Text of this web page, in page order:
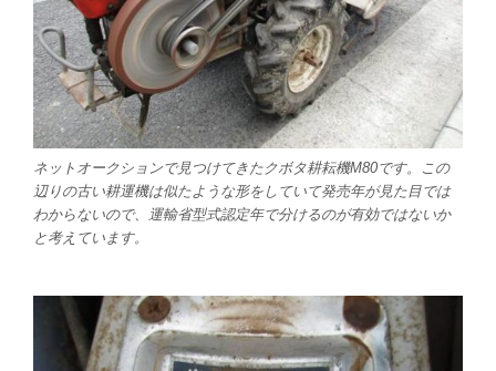
ネットオークションで見つけてきたクボタ耕耘機M80です。この
辺りの古い耕運機は似たような形をしていて発売年が見た目では
わからないので、運輸省型式認定年で分けるのが有効ではないか
と考えています。